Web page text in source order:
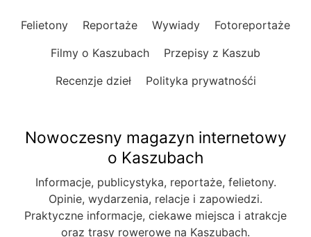
Felietony Reportaże Wywiady
Fotoreportaże
Filmy o Kaszubach
Przepisy z Kaszub
Recenzje dzieł
Polityka prywatnośći
Nowoczesny magazyn internetowy
o Kaszubach
Informacje, publicystyka, reportaże, felietony.
Opinie, wydarzenia, relacje i zapowiedzi.
Praktyczne informacje, ciekawe miejsca i atrakcje
oraz trasy rowerowe na Kaszubach.